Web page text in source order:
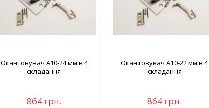
Окантовувач А10-24 мм в 4
складання
864 грн.
Окантовувач А10-22 мм в 4
складання
864 грн.